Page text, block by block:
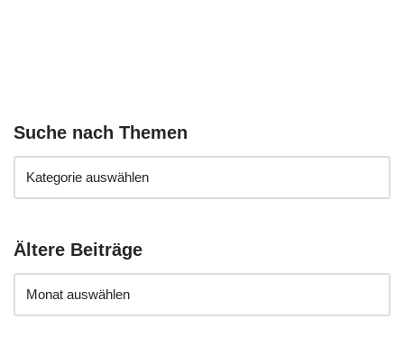
Suche nach Themen
Ältere Beiträge